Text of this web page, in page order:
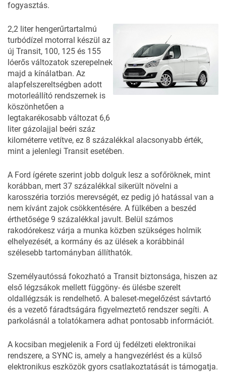
fogyasztás.
2,2 liter hengerűrtartalmú
turbódízel motorral készül az
új Transit, 100, 125 és 155
lóerős változatok szerepelnek
majd a kínálatban. Az
alapfelszereltségben adott
motorleállító rendszernek is
köszönhetően a
legtakarékosabb változat 6,6
liter gázolajjal beéri száz
kilométerre vetítve, ez 8 százalékkal alacsonyabb érték,
mint a jelenlegi Transit esetében.
A Ford ígérete szerint jobb dolguk lesz a sofőröknek, mint
korábban, mert 37 százalékkal sikerült növelni a
karosszéria torziós merevségét, ez pedig jó hatással van a
nem kívánt zajok csökkentésére. A fülkében a beszéd
érthetősége 9 százalékkal javult. Belül számos
rakodórekesz várja a munka közben szükséges holmik
elhelyezését, a kormány és az ülések a korábbinál
szélesebb tartományban állíthatók.
Személyautóssá fokozható a Transit biztonsága, hiszen az
első légzsákok mellett függöny- és ülésbe szerelt
oldallégzsák is rendelhető. A baleset-megelőzést sávtartó
és a vezető fáradtságára figyelmeztető rendszer segíti. A
parkolásnál a tolatókamera adhat pontosabb információt.
A kocsiban megjelenik a Ford új fedélzeti elektronikai
rendszere, a SYNC is, amely a hangvezérlést és a külső
elektronikus eszközök gyors csatlakoztatását is támogatja.